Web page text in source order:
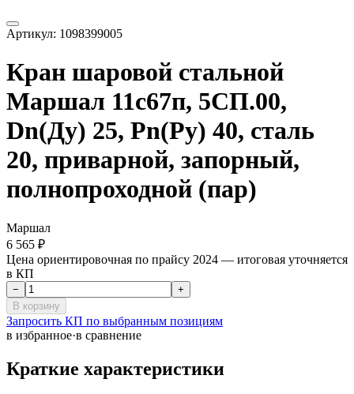
Артикул: 1098399005
Кран шаровой стальной
Маршал 11с67п, 5СП.00,
Dn(Ду) 25, Рn(Ру) 40, сталь
20, приварной, запорный,
полнопроходной (пар)
Маршал
6 565 ₽
Цена ориентировочная по прайсу 2024 — итоговая уточняется
в КП
−
+
В корзину
Запросить КП по выбранным позициям
в избранное·в сравнение
Краткие характеристики